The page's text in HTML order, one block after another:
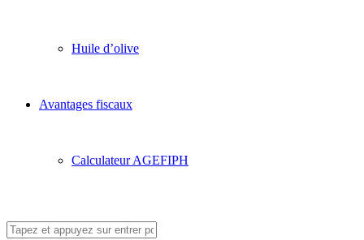
Huile d’olive
Avantages fiscaux
Calculateur AGEFIPH